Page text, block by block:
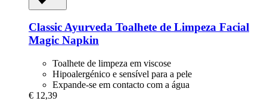
Classic Ayurveda Toalhete de Limpeza Facial
Magic Napkin
Toalhete de limpeza em viscose
Hipoalergénico e sensível para a pele
Expande-se em contacto com a água
€ 12,39